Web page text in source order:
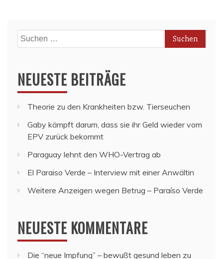
Suchen
nach:
NEUESTE BEITRÄGE
Theorie zu den Krankheiten bzw. Tierseuchen
Gaby kämpft darum, dass sie ihr Geld wieder vom
EPV zurück bekommt
Paraguay lehnt den WHO-Vertrag ab
El Paraiso Verde – Interview mit einer Anwältin
Weitere Anzeigen wegen Betrug – Paraíso Verde
NEUESTE KOMMENTARE
Die “neue Impfung” – bewußt gesund leben zu